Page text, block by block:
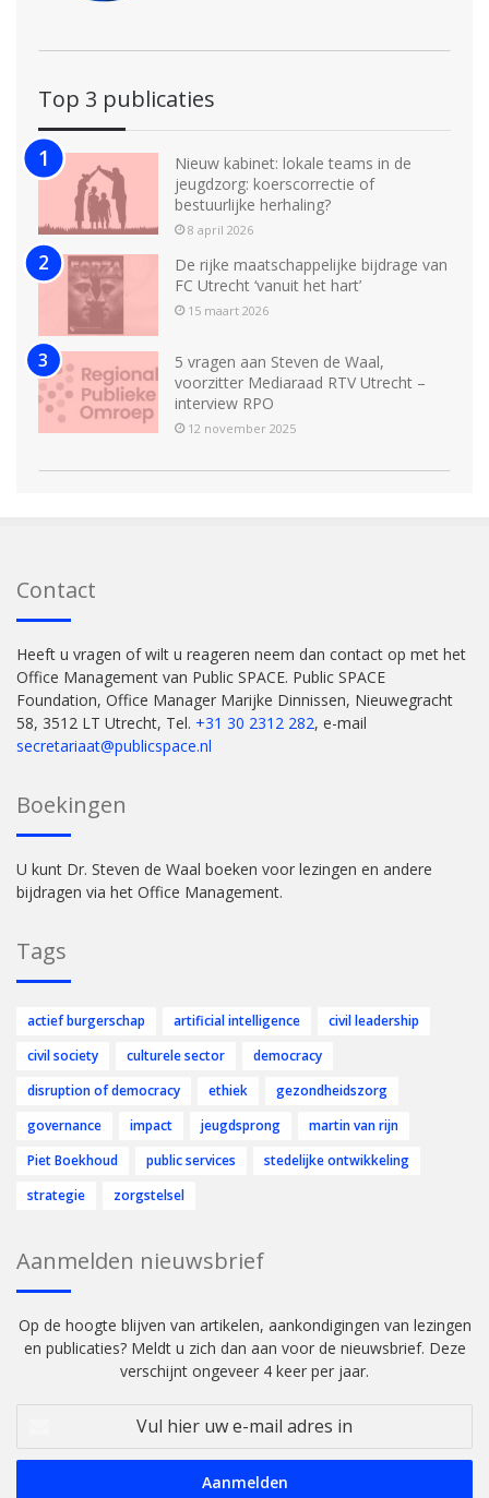
Top 3 publicaties
Nieuw kabinet: lokale teams in de
jeugdzorg: koerscorrectie of
bestuurlijke herhaling?
8 april 2026
De rijke maatschappelijke bijdrage van
FC Utrecht ‘vanuit het hart’
15 maart 2026
5 vragen aan Steven de Waal,
voorzitter Mediaraad RTV Utrecht –
interview RPO
12 november 2025
Contact
Heeft u vragen of wilt u reageren neem dan contact op met het
Office Management van Public SPACE. Public SPACE
Foundation, Office Manager Marijke Dinnissen, Nieuwegracht
58, 3512 LT Utrecht, Tel. +31 30 2312 282, e-mail
secretariaat@publicspace.nl
Boekingen
U kunt Dr. Steven de Waal boeken voor lezingen en andere
bijdragen via het Office Management.
Tags
actief burgerschap artificial intelligence
civil leadership
civil society
culturele sector
democracy
disruption of democracy
ethiek
gezondheidszorg
governance
impact jeugdsprong
martin van rijn
Piet Boekhoud
public services
stedelijke ontwikkeling
strategie
zorgstelsel
Aanmelden nieuwsbrief
Op de hoogte blijven van artikelen, aankondigingen van lezingen
en publicaties? Meldt u zich dan aan voor de nieuwsbrief. Deze
verschijnt ongeveer 4 keer per jaar.
uw